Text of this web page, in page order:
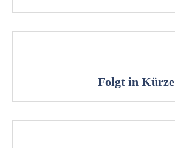
Folgt in Kürze